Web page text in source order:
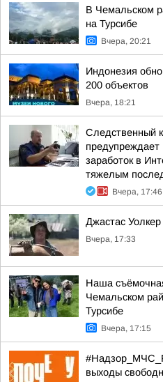
В Чемальском
на Турсибе
Вчера, 20:21
Индонезия
200 объектов
Вчера, 18:21
Следственный
предупреждает
заработок в
тяжелым
Вчера, 17:46
Джастас
Вчера, 17:33
Наша
Чемальском
Турсибе
Вчера, 17:15
выходы